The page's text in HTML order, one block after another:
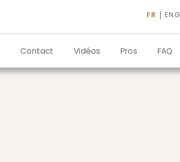
FR |ENG
Contact Vidéos Pros FAQ